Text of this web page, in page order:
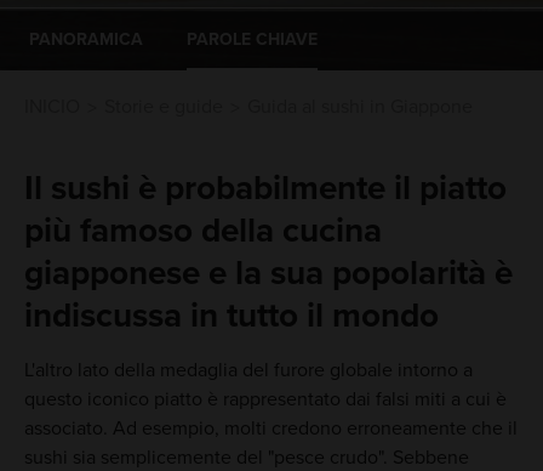
PANORAMICA PAROLE CHIAVE
Il sushi è probabilmente il piatto
più famoso della cucina
giapponese e la sua popolarità è
indiscussa in tutto il mondo
L'altro lato della medaglia del furore globale intorno a
questo iconico piatto è rappresentato dai falsi miti a cui è
associato. Ad esempio, molti credono erroneamente che il
sushi sia semplicemente del "pesce crudo". Sebbene